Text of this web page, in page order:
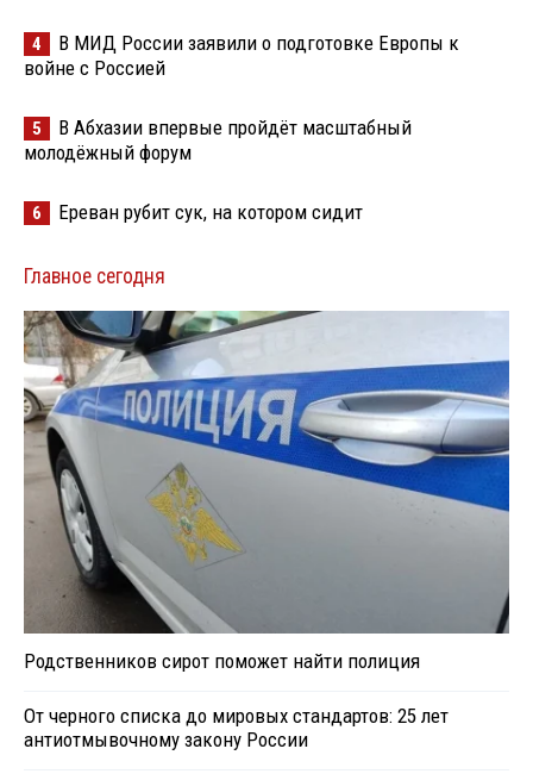
4
В МИД России заявили о подготовке Европы к
войне с Россией
5
В Абхазии впервые пройдёт масштабный
молодёжный форум
6 Ереван рубит сук, на котором сидит
Главное сегодня
Родственников сирот поможет найти полиция
От черного списка до мировых стандартов: 25 лет
антиотмывочному закону России